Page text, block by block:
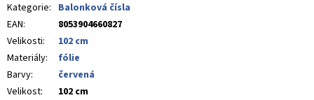
Kategorie: Balonková čísla
EAN:
8053904660827
Velikosti:
102 cm
Materiály:
fólie
Barvy:
červená
Velikost:
102 cm